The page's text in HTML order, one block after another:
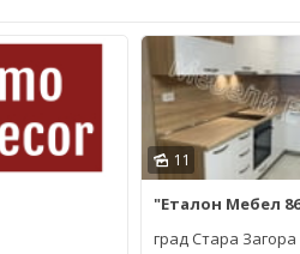
11
"Еталон Мебел
град Стара Загора